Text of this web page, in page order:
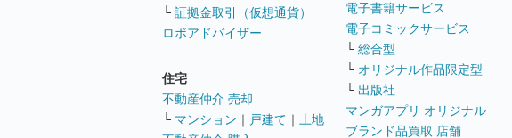
└ 証拠金取引（仮想通貨）
ロボアドバイザー
住宅
不動産仲介 売却
└ マンション ｜ 戸建て ｜ 土地
電子書籍サービス
電子コミックサービス
└ 総合型
└ オリジナル作品限定型
└ 出版社
マンガアプリ オリジナル
ブランド品買取 店舗